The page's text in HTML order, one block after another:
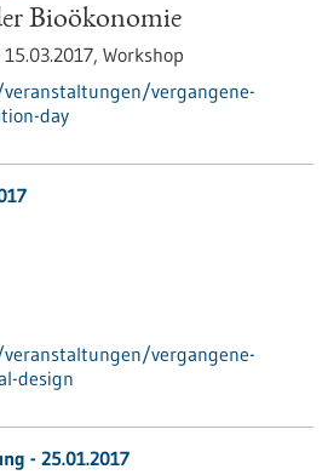
Bioökonomie
15.03.2017, Workshop
vergangene-
day
vergangene-
design
- 25.01.2017